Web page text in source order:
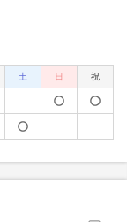
土 日 祝